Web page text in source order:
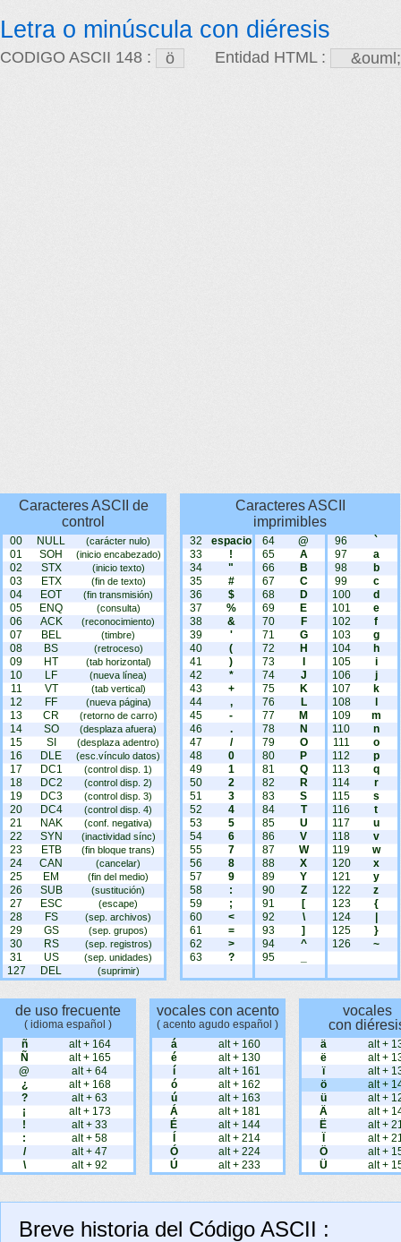
Letra o minúscula con diéresis
CODIGO ASCII 148 : Entidad HTML :
Caracteres ASCII de
control
00 NULL (carácter nulo)
01 SOH (inicio encabezado)
02 STX (inicio texto)
03 ETX (fin de texto)
04 EOT (fin transmisión)
05 ENQ (consulta)
06 ACK (reconocimiento)
07 BEL (timbre)
08 BS (retroceso)
09 HT (tab horizontal)
10 LF (nueva línea)
11 VT (tab vertical)
12 FF (nueva página)
13 CR (retorno de carro)
14 SO (desplaza afuera)
15 SI (desplaza adentro)
16 DLE (esc.vínculo datos)
17 DC1 (control disp. 1)
18 DC2 (control disp. 2)
19 DC3 (control disp. 3)
20 DC4 (control disp. 4)
21 NAK (conf. negativa)
22 SYN (inactividad sínc)
23 ETB (fin bloque trans)
24 CAN (cancelar)
25 EM (fin del medio)
26 SUB (sustitución)
27 ESC (escape)
28 FS (sep. archivos)
29 GS (sep. grupos)
30 RS (sep. registros)
31 US (sep. unidades)
127 DEL (suprimir)
Caracteres ASCII
imprimibles
32
espacio
33
!
34
"
35
#
36
$
37
%
38
&
39
'
40
(
41
)
42
*
43
+
44
,
45
-
46
.
47
/
48
0
49
1
50
2
51
3
52
4
53
5
54
6
55
7
56
8
57
9
58
:
59
;
60
<
61
=
62
>
63
?
64
@
65
A
66
B
67
C
68
D
69
E
70
F
71
G
72
H
73
74
J
75
K
76
L
77
M
78
N
79
O
80
P
81
Q
82
R
83
S
84
T
85
U
86
V
87
W
88
X
89
Y
90
Z
91
[
92
\
93
]
94
^
95
96
`
97
a
98
b
99
c
100
d
101
e
102
f
103
g
104
h
105
i
106
j
107
k
108
109
m
110
n
111
o
112
p
113
q
114
r
115
s
116
t
117
u
118
v
119
w
120
x
121
y
122
z
123
{
124
125
}
126
~
de uso frecuente
( idioma español )
ñ
alt + 164
Ñ
alt + 165
@
alt + 64
¿
alt + 168
?
alt + 63
¡
alt + 173
!
alt + 33
:
alt + 58
/
alt + 47
\
alt + 92
vocales con acento
( acento agudo español )
á
alt + 160
é
alt + 130
í
alt + 161
ó
alt + 162
ú
alt + 163
Á
alt + 181
É
alt + 144
alt + 214
Ó
alt + 224
Ú
alt + 233
vocales
con
ä
alt +
ë
alt +
ï
alt +
ö
alt +
ü
alt +
Ä
alt +
Ë
alt +
alt +
Ö
alt +
Ü
alt +
Breve historia del Código ASCII :